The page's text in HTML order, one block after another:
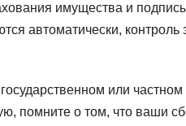
имущества и
автоматически, контроль
или
помните о том, что ваши